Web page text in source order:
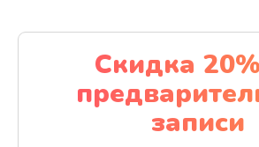
Заказать
Чистка от пыли
1060 руб.
Заказать
Скидка
записи